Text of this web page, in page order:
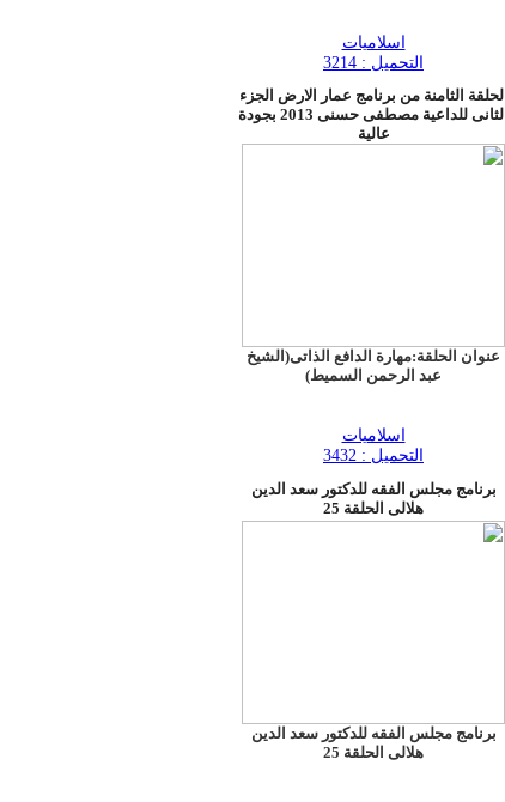
اسلاميات
التحميل : 3214
الحلقة الثامنة من برنامج عمار الارض الجزء
الثانى للداعية مصطفى حسنى 2013 بجودة
عالية
عنوان الحلقة:مهارة الدافع الذاتى(الشيخ
عبد الرحمن السميط)
اسلاميات
التحميل : 3432
برنامج مجلس الفقه للدكتور سعد الدين
هلالى الحلقة 25
برنامج مجلس الفقه للدكتور سعد الدين
هلالى الحلقة 25